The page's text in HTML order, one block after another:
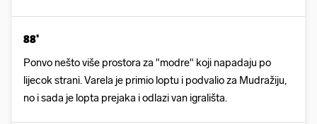
88'
Ponvo nešto više prostora za "modre" koji napadaju po
lijecok strani. Varela je primio loptu i podvalio za Mudražiju,
no i sada je lopta prejaka i odlazi van igrališta.